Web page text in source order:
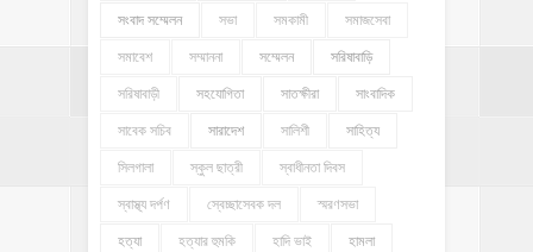
সংবাদ সম্মেলন সভা সমকামী সমাজসেবা
সমাবেশ সম্মাননা সম্মেলন সরিষাবাড়ি
সরিষাবাড়ী সহযোগিতা সাতক্ষীরা সাংবাদিক
সাবেক সচিব সারাদেশ সালিশী সাহিত্য
সিলগালা স্কুল ছাত্রী স্বাধীনতা দিবস
স্বাস্থ্য দর্পণ স্বেচ্ছাসেবক দল স্মরণসভা
হত্যা হত্যার হুমকি হাদি ভাই হামলা